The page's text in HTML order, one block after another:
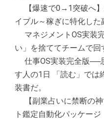
【爆速で0→1突破へ
イブル～稼ぎに特化し
マネジメントOS実装
い」を捨ててチームで回
仕事OS実装完全版──
す人の1日 「読む」では
装書だ。
【副業占いに禁断の
ト鑑定自動化パッケージ